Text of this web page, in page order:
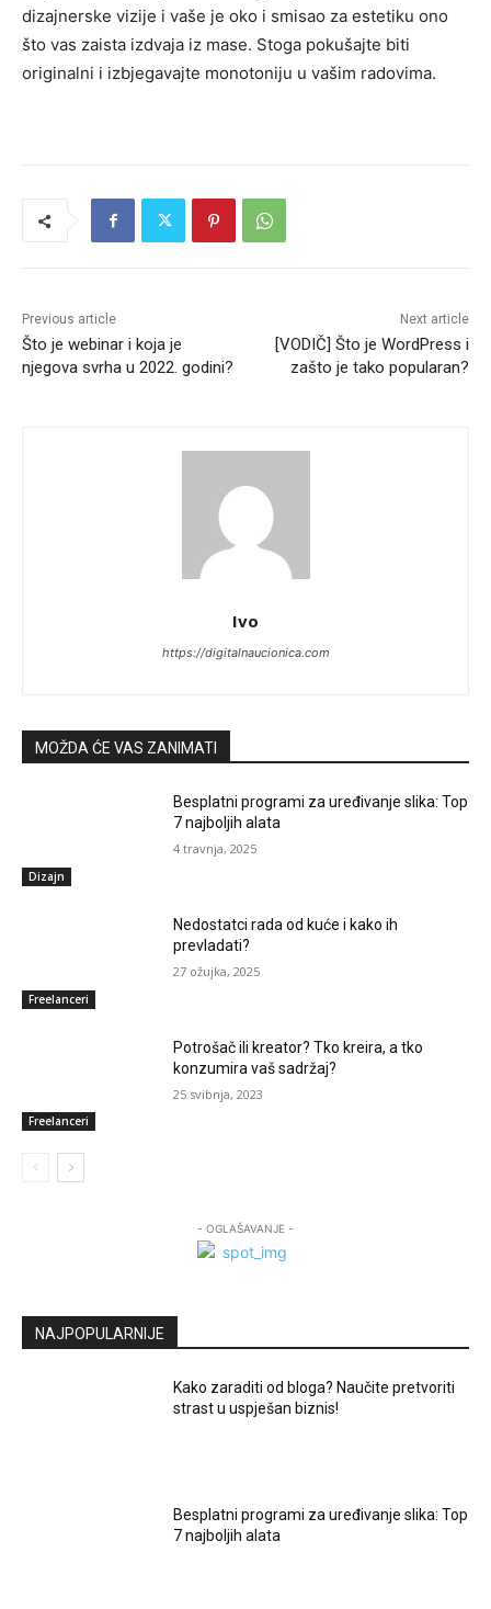
dizajnerske vizije i vaše je oko i smisao za estetiku ono
što vas zaista izdvaja iz mase. Stoga pokušajte biti
originalni i izbjegavajte monotoniju u vašim radovima.
Previous article
Što je webinar i koja je
njegova svrha u 2022. godini?
Next article
[VODIČ] Što je WordPress i
zašto je tako popularan?
Ivo
https://digitalnaucionica.com
MOŽDA ĆE VAS ZANIMATI
Dizajn
Besplatni programi za uređivanje slika: Top
7 najboljih alata
4 travnja, 2025
Freelanceri
Nedostatci rada od kuće i kako ih
prevladati?
27 ožujka, 2025
Freelanceri
Potrošač ili kreator? Tko kreira, a tko
konzumira vaš sadržaj?
25 svibnja, 2023
- OGLAŠAVANJE -
NAJPOPULARNIJE
Kako zaraditi od bloga? Naučite pretvoriti
strast u uspješan biznis!
Besplatni programi za uređivanje slika: Top
7 najboljih alata